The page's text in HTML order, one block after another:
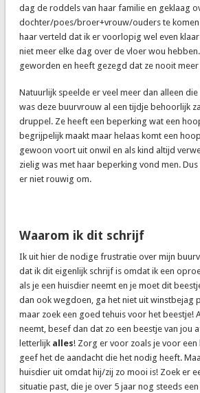
dag de roddels van haar familie en geklaag
dochter/poes/broer+vrouw/ouders te komen
haar verteld dat ik er voorlopig wel even
niet meer elke dag over de vloer wou
geworden en heeft gezegd dat ze nooit
Natuurlijk speelde er veel meer dan alleen
was deze buurvrouw al een tijdje behoorlijk
druppel. Ze heeft een beperking wat een
begrijpelijk maakt maar helaas komt een
gewoon voort uit onwil en als kind altijd
zielig was met haar beperking vond men.
er niet rouwig om.
Waarom ik dit schrijf
Ik uit hier de nodige frustratie over mijn
dat ik dit eigenlijk schrijf is omdat ik een
als je een huisdier neemt en je moet dit
dan ook wegdoen, ga het niet uit winstbejag
maar zoek een goed tehuis voor het beestje!
neemt, besef dan dat zo een beestje van jou
letterlijk alles! Zorg er voor zoals je voor een
geef het de aandacht die het nodig heeft.
huisdier uit omdat hij/zij zo mooi is! Zoek er
situatie past, die je over 5 jaar nog steeds